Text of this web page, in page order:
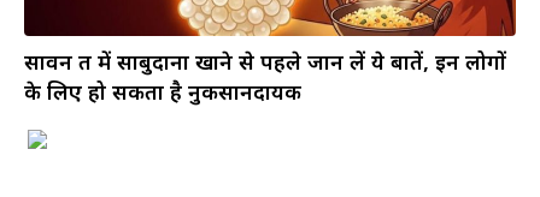
सावन व्रत में साबुदाना खाने से पहले जान लें ये बातें, इन लोगों
के लिए हो सकता है नुकसानदायक